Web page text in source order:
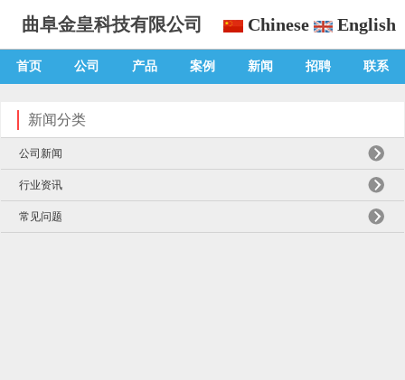
曲阜金皇科技有限公司 Chinese English
首页 公司 产品 案例 新闻 招聘 联系
新闻分类
公司新闻
行业资讯
常见问题